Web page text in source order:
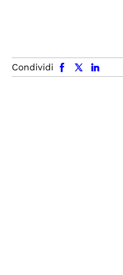
Condividi
facebook x.com linkedin